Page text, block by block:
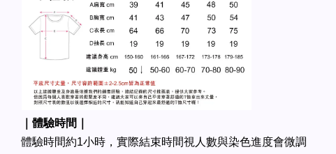
｜體驗時間｜
體驗時間約1小時，實際結束時間視人數與染色進度會微調